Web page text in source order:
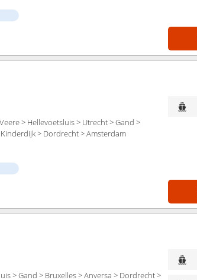
> Hellevoetsluis > Utrecht > Gand >
> Dordrecht > Amsterdam
> Gand > Bruxelles > Anversa > Dordrecht >